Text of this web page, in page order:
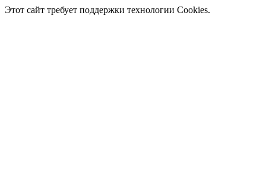
Этот сайт требует поддержки технологии Cookies.